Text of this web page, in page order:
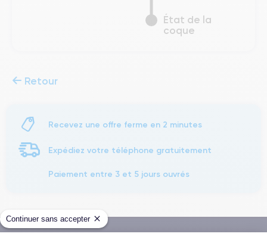
Continuer sans accepter
État de la
coque
Retour
Recevez une offre ferme en 2 minutes
Expédiez votre téléphone gratuitement
Paiement entre 3 et 5 jours ouvrés